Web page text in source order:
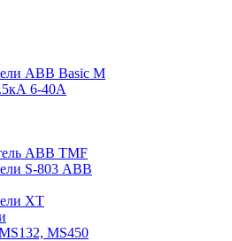
ABB Basic M
6-40А
ABB TMF
S-803 АВВ
XT
MS450